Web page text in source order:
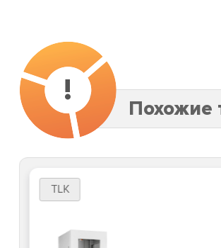
!
Похожие
TLK